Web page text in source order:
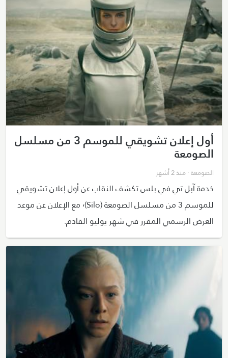
أول إعلان تشويقي للموسم 3 من مسلسل
الصومعة
الصومعة· منذ 2 أشهر
خدمة آبل تي في بلس تكشف النقاب عن أول إعلان تشويقي
للموسم 3 من مسلسل الصومعة (Silo)٬ مع الإعلان عن موعد
العرض الرسمي المقرر في شهر يوليو القادم.